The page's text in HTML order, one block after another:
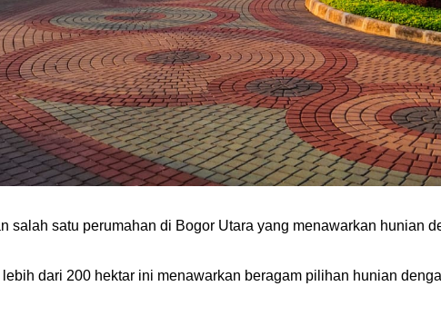
salah satu perumahan di Bogor Utara yang menawarkan hunian
dari 200 hektar ini menawarkan beragam pilihan hunian